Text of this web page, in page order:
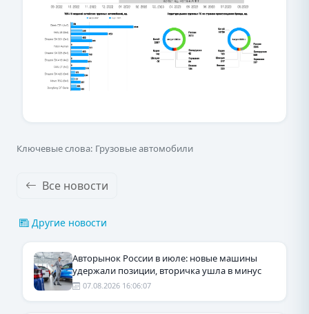
Ключевые слова: Грузовые автомобили
Все новости
Другие новости
Авторынок России в июле: новые машины
удержали позиции, вторичка ушла в минус
07.08.2026 16:06:07